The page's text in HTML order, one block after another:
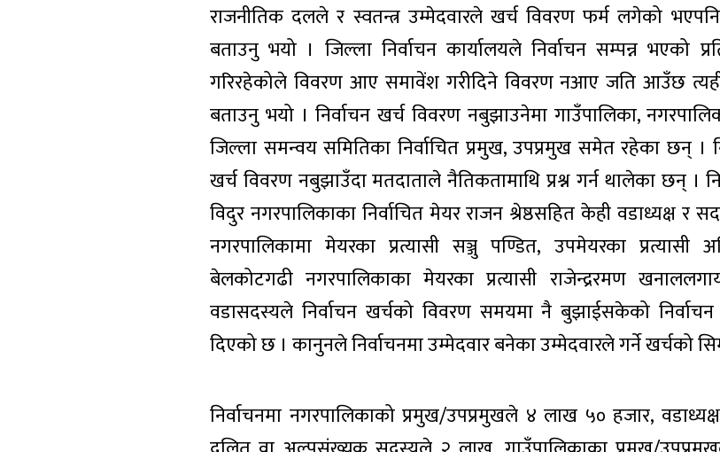
राजनीतिक दलले र स्वतन्त्र उम्मेदवारले खर्च विवरण फर्म लगेको
बताउनु भयो । जिल्ला निर्वाचन कार्यालयले निर्वाचन सम्पन्न भएको
गरिरहेकोले विवरण आए समावेंश गरीदिने विवरण नआए जति आउँछ
बताउनु भयो । निर्वाचन खर्च विवरण नबुझाउनेमा गाउँपालिका,
जिल्ला समन्वय समितिका निर्वाचित प्रमुख, उपप्रमुख समेत रहेका छन् ।
खर्च विवरण नबुझाउँदा मतदाताले नैतिकतामाथि प्रश्न गर्न थालेका छन् ।
विदुर नगरपालिकाका निर्वाचित मेयर राजन श्रेष्ठसहित केही वडाध्यक्ष र
नगरपालिकामा मेयरका प्रत्यासी सञ्जु पण्डित, उपमेयरका प्रत्यासी
बेलकोटगढी नगरपालिकाका मेयरका प्रत्यासी राजेन्द्ररमण
वडासदस्यले निर्वाचन खर्चको विवरण समयमा नै बुझाईसकेको निर्वाचन
दिएको छ । कानुनले निर्वाचनमा उम्मेदवार बनेका उम्मेदवारले गर्ने खर्चको
निर्वाचनमा नगरपालिकाको प्रमुख/उपप्रमुखले ४ लाख ५० हजार,